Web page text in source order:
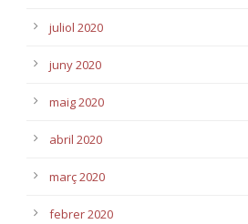
juliol 2020
juny 2020
maig 2020
abril 2020
març 2020
febrer 2020